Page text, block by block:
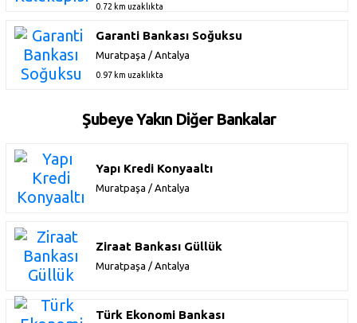
0.72 km uzaklıkta
Garanti Bankası Soğuksu
Muratpaşa / Antalya
0.97 km uzaklıkta
Şubeye Yakın Diğer Bankalar
Yapı Kredi Konyaaltı
Muratpaşa / Antalya
Ziraat Bankası Güllük
Muratpaşa / Antalya
Türk Ekonomi Bankası